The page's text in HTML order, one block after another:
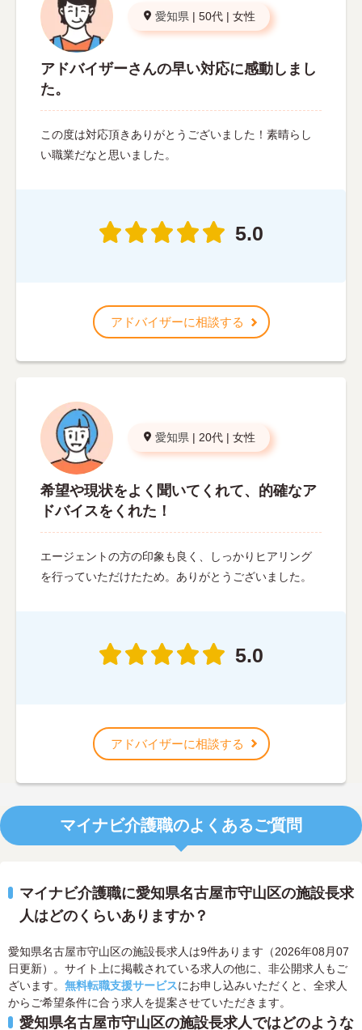
愛知県 | 50代 | 女性
アドバイザーさんの早い対応に感動しまし
た。
この度は対応頂きありがとうございました！素晴らし
い職業だなと思いました。
5.0
アドバイザーに相談する
愛知県 | 20代 | 女性
希望や現状をよく聞いてくれて、的確なア
ドバイスをくれた！
エージェントの方の印象も良く、しっかりヒアリング
を行っていただけたため。ありがとうございました。
5.0
アドバイザーに相談する
マイナビ介護職のよくあるご質問
マイナビ介護職に愛知県名古屋市守山区の施設長求
人はどのくらいありますか？
愛知県名古屋市守山区の施設長求人は9件あります（2026年08月07
日更新）。サイト上に掲載されている求人の他に、非公開求人もご
ざいます。 無料転職支援サービスにお申し込みいただくと、全求人
からご希望条件に合う求人を提案させていただきます。
愛知県名古屋市守山区の施設長求人ではどのような